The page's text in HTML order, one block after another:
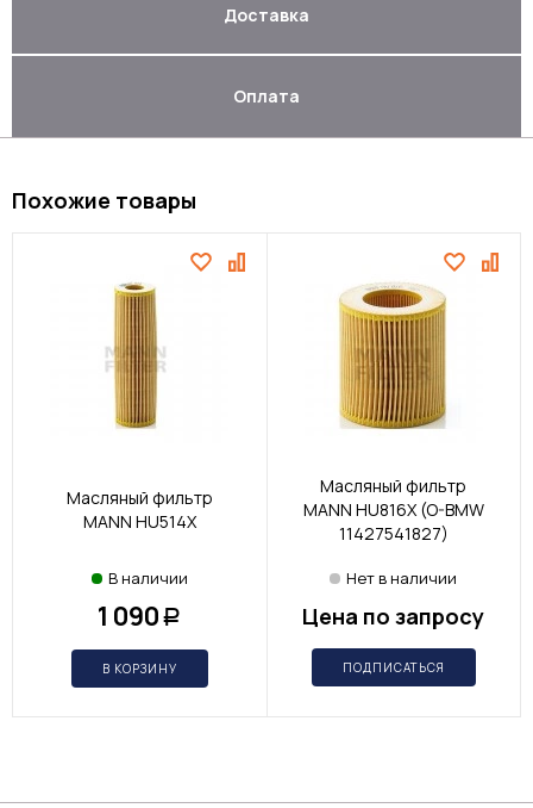
Доставка
Оплата
Похожие товары
Масляный фильтр
MANN HU514X
В наличии
1 090 Р
В КОРЗИНУ
Масляный фильтр
MANN HU816X (O-BMW
11427541827)
Нет в наличии
Цена по запросу
ПОДПИСАТЬСЯ